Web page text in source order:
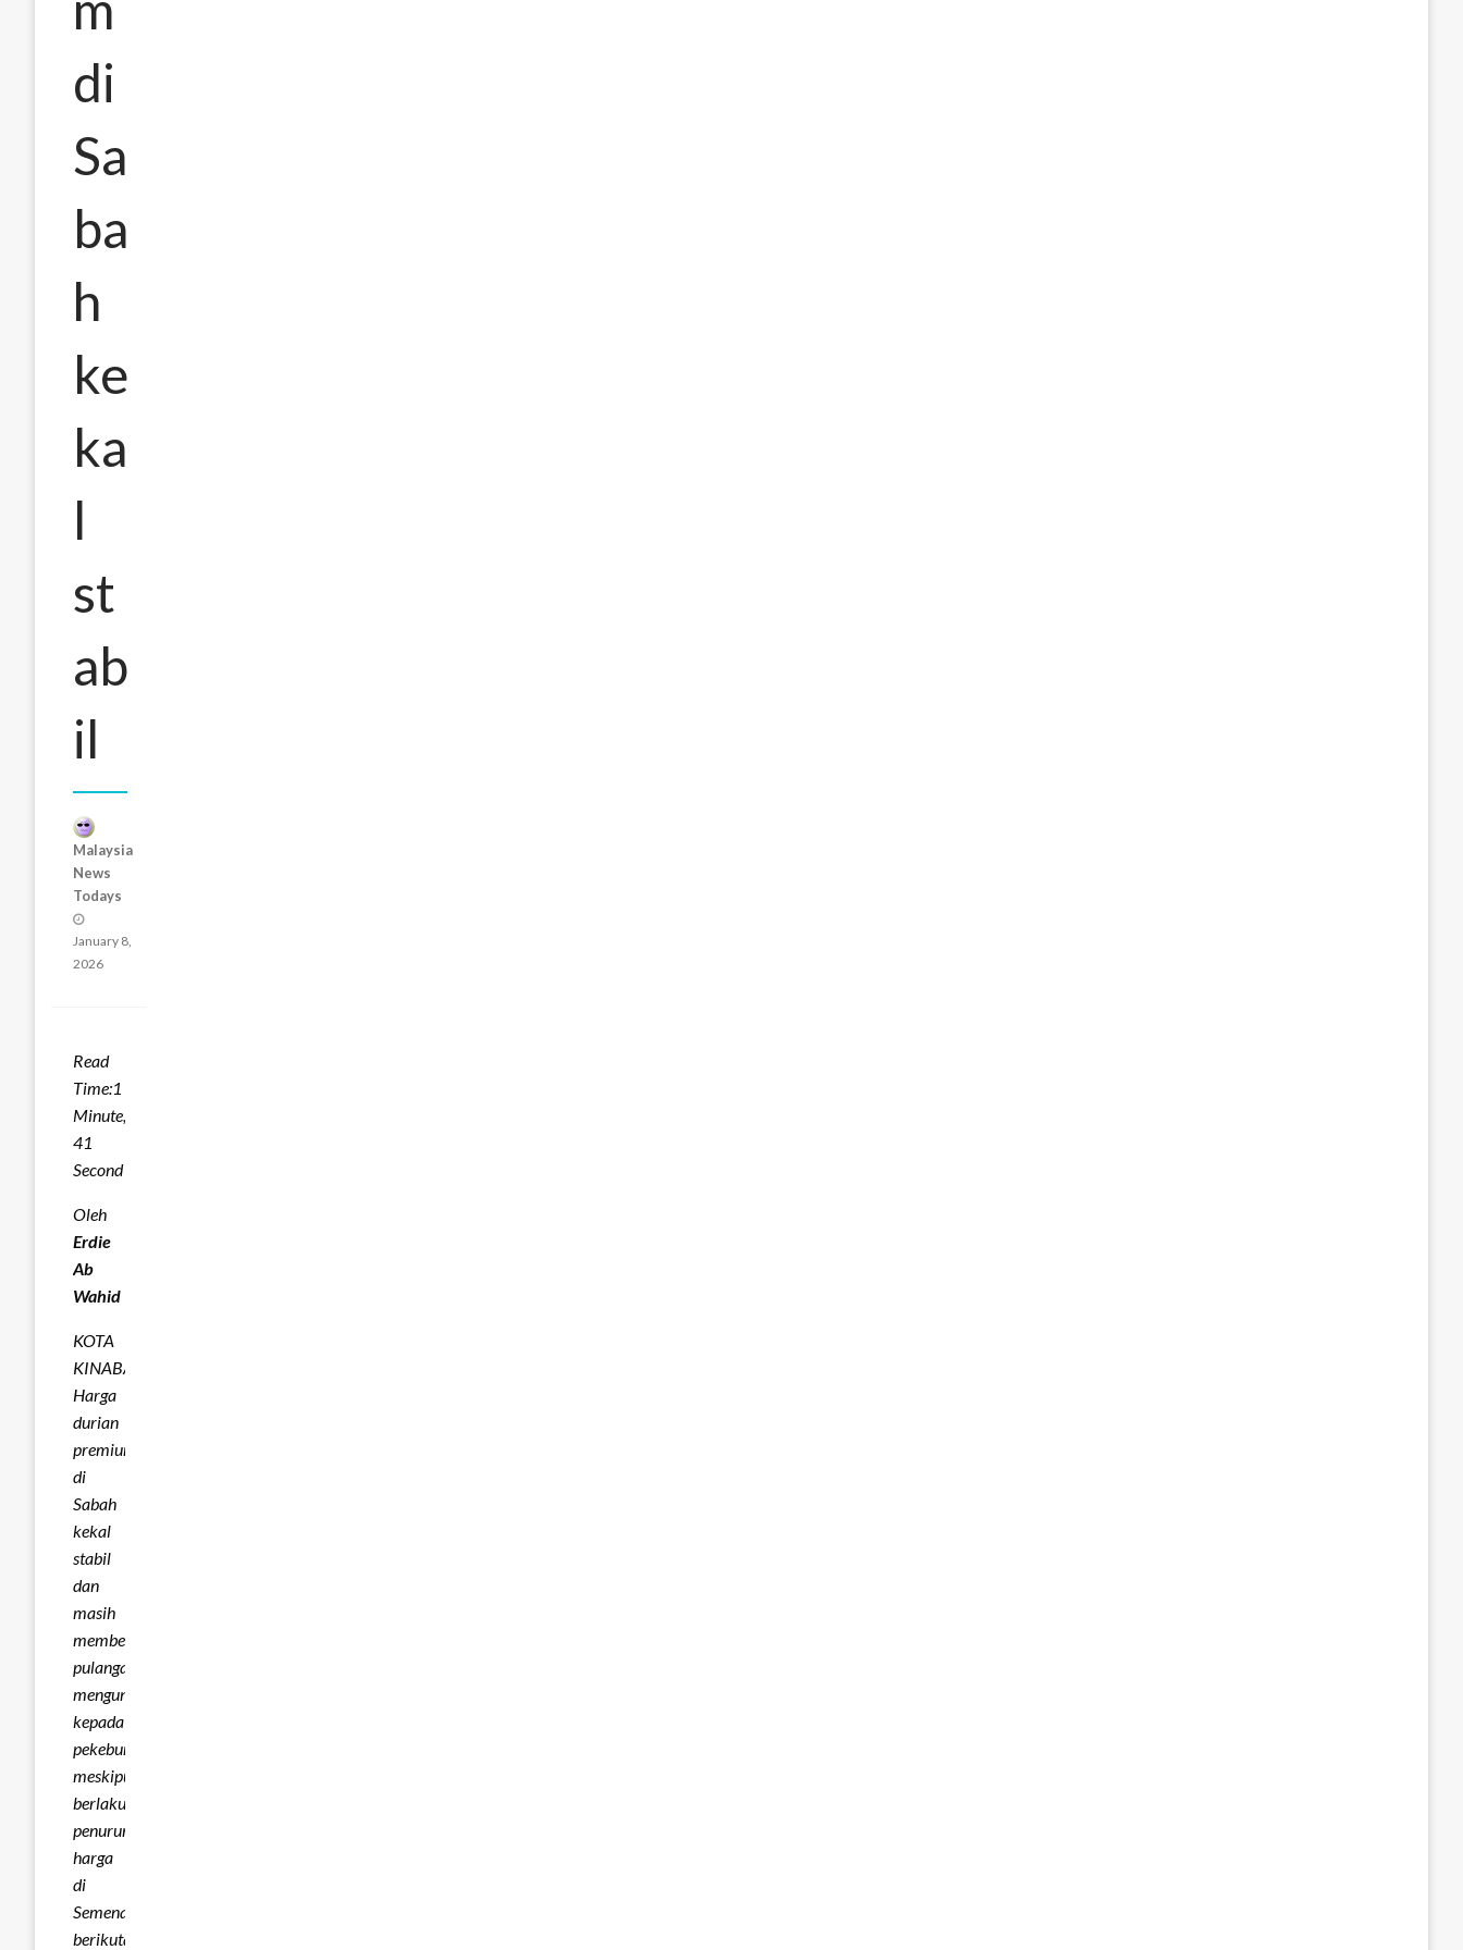
di
Sa
ba
h
ke
ka
l
st
ab
il
Malaysia
News
Todays
on
January 8,
2026
Read
Time:1
Minute,
41
Second
Oleh
Erdie
Ab
Wahid
KOTA
KINABALU:
Harga
durian
premium
di
Sabah
kekal
stabil
dan
masih
memberikan
pulangan
menguntungkan
kepada
pekebun,
meskipun
berlaku
penurunan
harga
di
Semenanjung
berikutan